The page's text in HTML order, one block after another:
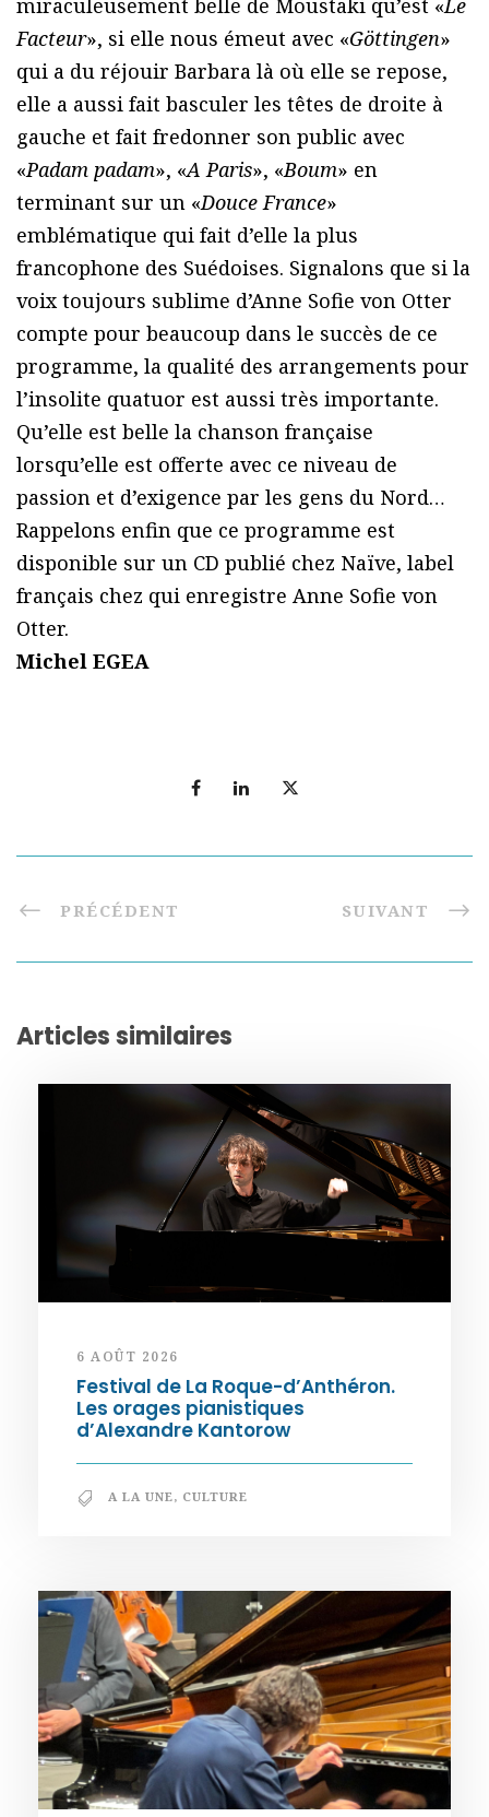
miraculeusement belle de Moustaki qu’est «Le
Facteur», si elle nous émeut avec «Göttingen»
qui a du réjouir Barbara là où elle se repose,
elle a aussi fait basculer les têtes de droite à
gauche et fait fredonner son public avec
«Padam padam», «A Paris», «Boum» en
terminant sur un «Douce France»
emblématique qui fait d’elle la plus
francophone des Suédoises. Signalons que si la
voix toujours sublime d’Anne Sofie von Otter
compte pour beaucoup dans le succès de ce
programme, la qualité des arrangements pour
l’insolite quatuor est aussi très importante.
Qu’elle est belle la chanson française
lorsqu’elle est offerte avec ce niveau de
passion et d’exigence par les gens du Nord…
Rappelons enfin que ce programme est
disponible sur un CD publié chez Naïve, label
français chez qui enregistre Anne Sofie von
Otter.
Michel EGEA
PRÉCÉDENT SUIVANT
Articles similaires
6 AOÛT 2026
Festival de La Roque-d’Anthéron.
Les orages pianistiques
d’Alexandre Kantorow
A LA UNE, CULTURE